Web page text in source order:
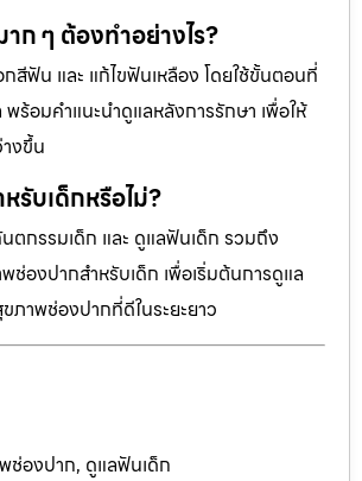
ก ๆ ต้องทำอย่างไร?
สีฟัน และ แก้ไขฟันเหลือง โดยใช้ขั้นตอนที่
ร้อมคำแนะนำดูแลหลังการรักษา เพื่อให้
งขึ้น
รับเด็กหรือไม่?
ตกรรมเด็ก และ ดูแลฟันเด็ก รวมถึง
ช่องปากสำหรับเด็ก เพื่อเริ่มต้นการดูแล
าพช่องปากที่ดีในระยะยาว
ช่องปาก, ดูแลฟันเด็ก